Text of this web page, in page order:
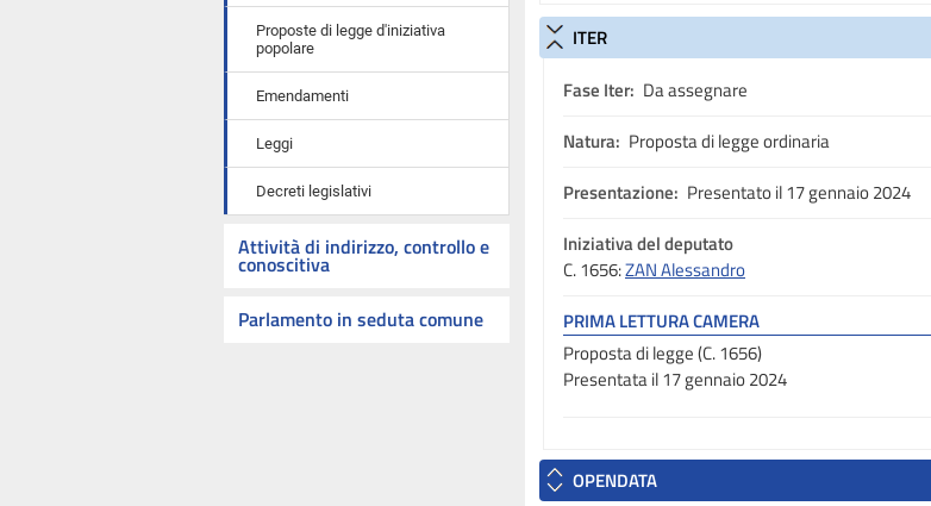
Proposte di legge d'iniziativa
popolare
Emendamenti
Leggi
Decreti legislativi
Attività di indirizzo, controllo e
conoscitiva
Parlamento in seduta comune
ITER
Fase Iter: Da assegnare
Natura: Proposta di legge ordinaria
Presentazione: Presentato il 17 gennaio 2024
Iniziativa del deputato
C. 1656:ZAN Alessandro
PRIMA LETTURA CAMERA
Proposta di legge (C. 1656)
Presentata il 17 gennaio 2024
OPENDATA